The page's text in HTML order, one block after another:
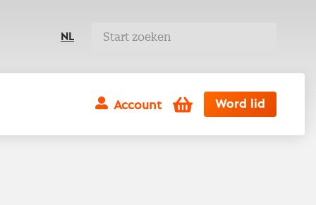
NL
Account Winkelwagen
Word lid